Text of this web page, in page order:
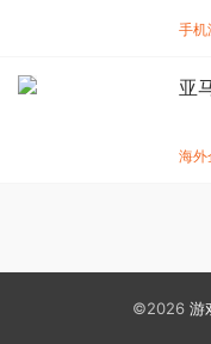
手机
海外
©2026 游